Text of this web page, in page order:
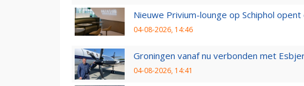
Nieuwe Privium-lounge op Schiphol
04-08-2026, 14:46
Groningen vanaf nu verbonden met
04-08-2026, 14:41